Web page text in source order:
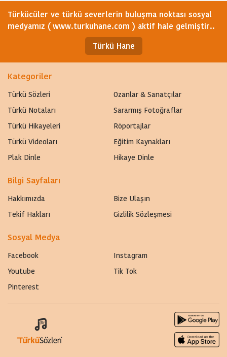
Türkücüler ve türkü severlerin buluşma noktası sosyal
medyamız ( www.turkuhane.com ) aktif hale gelmiştir..
Türkü Hane
Kategoriler
Türkü Sözleri
Ozanlar & Sanatçılar
Türkü Notaları
Sararmış Fotoğraflar
Türkü Hikayeleri
Röportajlar
Türkü Videoları
Eğitim Kaynakları
Plak Dinle
Hikaye Dinle
Bilgi Sayfaları
Hakkımızda
Bize Ulaşın
Tekif Hakları
Gizlilik Sözleşmesi
Sosyal Medya
Facebook
Instagram
Youtube
Tik Tok
Pinterest